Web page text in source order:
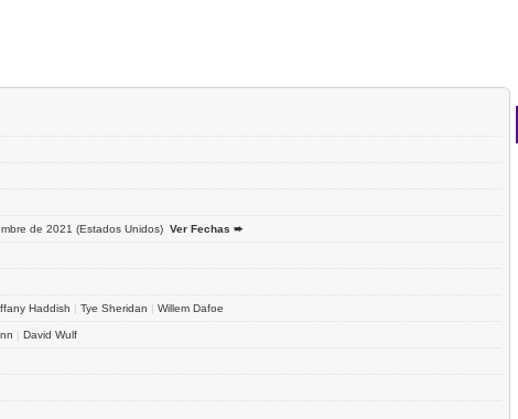
de 2021 (Estados Unidos) Ver Fechas ➨
Haddish | Tye Sheridan | Willem Dafoe
| David Wulf